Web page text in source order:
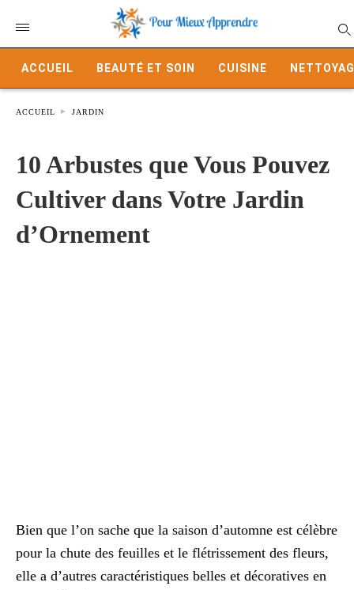
ACCUEIL BEAUTÉ ET SOIN CUISINE
ACCUEIL JARDIN
10 Arbustes que Vous Pouvez
Cultiver dans Votre Jardin
d’Ornement
Bien que l’on sache que la saison d’automne est célèbre
pour la chute des feuilles et le flétrissement des fleurs,
elle a d’autres caractéristiques belles et décoratives en